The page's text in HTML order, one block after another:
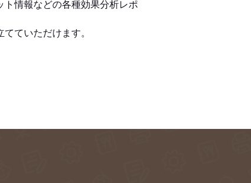
情報などの各種効果分析レポ
ていただけます。